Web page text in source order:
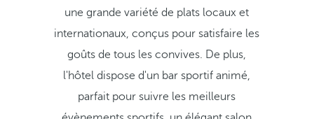
une grande variété de plats locaux et
internationaux, conçus pour satisfaire les
goûts de tous les convives. De plus,
l'hôtel dispose d'un bar sportif animé,
parfait pour suivre les meilleurs